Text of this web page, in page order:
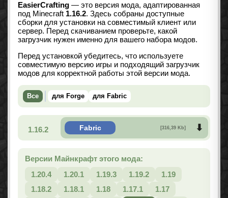
EasierCrafting — это версия мода, адаптированная
под Minecraft 1.16.2. Здесь собраны доступные
сборки для установки на совместимый клиент или
сервер. Перед скачиванием проверьте, какой
загрузчик нужен именно для вашего набора модов.
Перед установкой убедитесь, что используете
совместимую версию игры и подходящий загрузчик
модов для корректной работы этой версии мода.
Все для Forge для Fabric
1.16.2 Fabric [316,39 Kb]
Версии Майнкрафт этого мода:
1.20.4
1.20.1 1.19.3 1.19.2
1.19
1.18.2
1.18.1 1.18 1.17.1
1.17